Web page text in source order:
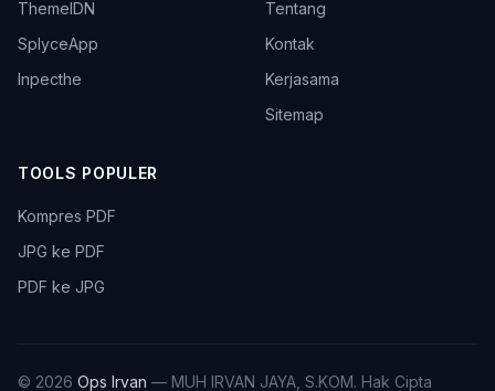
ThemeIDN
SplyceApp
Inpecthe
Tentang
Kontak
Kerjasama
Sitemap
TOOLS POPULER
Kompres PDF
JPG ke PDF
PDF ke JPG
© 2026 Ops Irvan — MUH IRVAN JAYA, S.KOM. Hak Cipta